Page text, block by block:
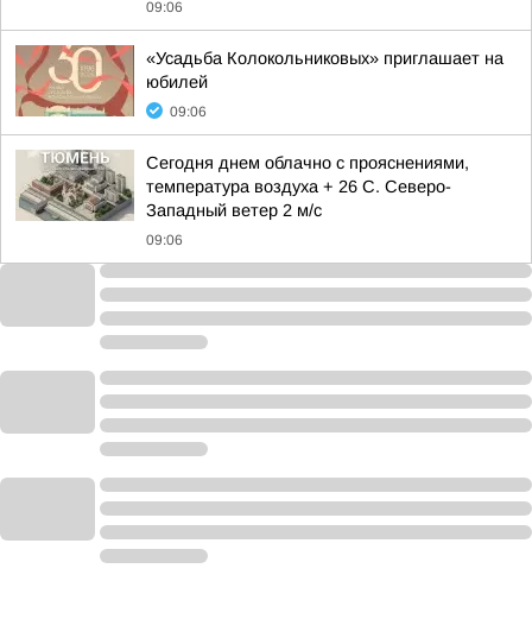
09:06
«Усадьба Колокольниковых» приглашает на
юбилей
09:06
Сегодня днем облачно с прояснениями,
температура воздуха + 26 С. Северо-
Западный ветер 2 м/с
09:06